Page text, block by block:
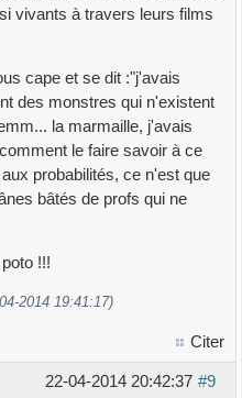
vivants à travers leurs films
cape et se dit :"j'avais
des monstres qui n'existent
la marmaille, j'avais
le faire savoir à ce
probabilités, ce n'est que
bâtés de profs qui ne
!!!
2014 19:41:17)
Citer
#9
22-04-2014 20:42:37